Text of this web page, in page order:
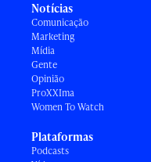
Notícias
Comunicação
Marketing
Mídia
Gente
Opinião
ProXXIma
Women To Watch
Plataformas
Podcasts